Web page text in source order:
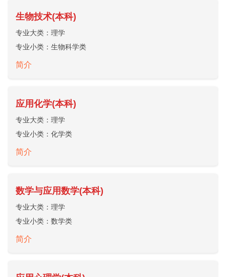
生物技术(本科)
专业大类： 理学
专业小类： 生物科学类
简介
应用化学(本科)
专业大类： 理学
专业小类： 化学类
简介
数学与应用数学(本科)
专业大类： 理学
专业小类： 数学类
简介